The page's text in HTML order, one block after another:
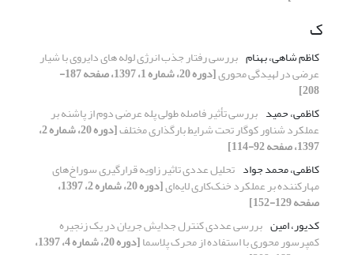
ک
کاظم شاهی، بهنام بررسی رفتار جذب انرژی لوله های دایروی با شیار
عرضی در لهیدگی محوری [دوره 20، شماره 1، 1397، صفحه 187-
208]
کاظمی، حمید بررسی تأثیر فاصله طولی پله عرضی دوم از پاشنه بر
عملکرد شناور کوگار تحت شرایط بارگذاری مختلف [دوره 20، شماره 2،
1397، صفحه 92-114]
کاظمی، محمد جواد تحلیل عددی تاثیر زاویه قرارگیری سوراخ‌های
مهارکننده بر عملکرد خنک‌کاری لایه‌ای [دوره 20، شماره 2، 1397،
صفحه 129-152]
کدیور، امین بررسی عددی کنترل جدایش جریان در یک زنجیره
کمپرسور محوری با استفاده از محرک پلاسما [دوره 20، شماره 4، 1397،